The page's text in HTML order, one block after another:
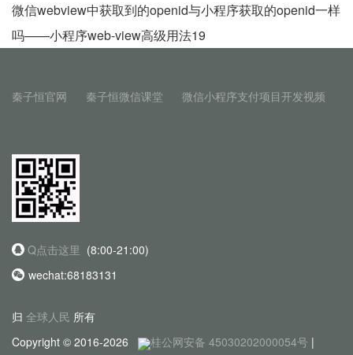
微信webview中获取到的openid与小程序获取的openid一样
吗——小程序web-view高级用法19
秦子恒官网 秦子恒微信课堂 微信小程序支付项目开发视频
Q点击这里 (8:00-21:00)
wechat:68183131
归 全球人民 所有
Copyright © 2016-2026
桂公网安备 45030202000054号 |